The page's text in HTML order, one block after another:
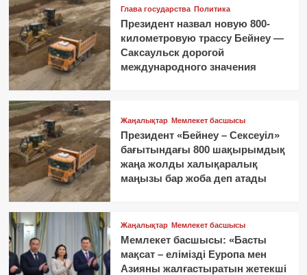
Глава государства Политика
Президент назвал новую 800-
километровую трассу Бейнеу —
Саксаульск дорогой
международного значения
Жаңалықтар Мемлекет басшысы
Президент «Бейнеу – Сексеуіл»
бағытындағы 800 шақырымдық
жаңа жолды халықаралық
маңызы бар жоба деп атады
Жаңалықтар Мемлекет басшысы
Мемлекет басшысы: «Басты
мақсат – елімізді Еуропа мен
Азияны жалғастыратын жетекші